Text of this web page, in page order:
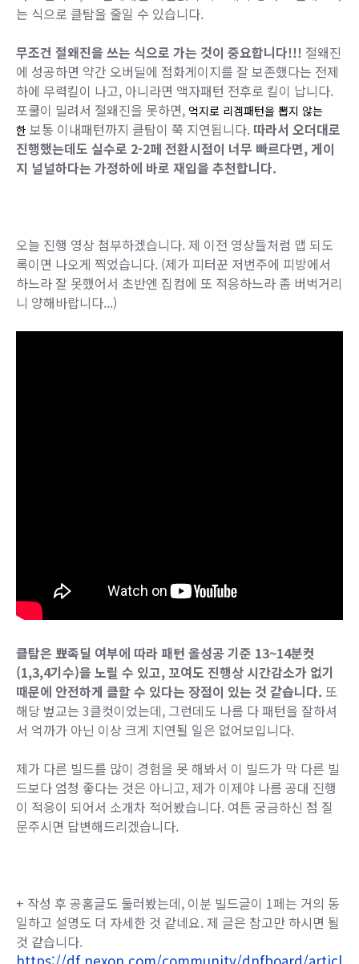
는 식으로 클탐을 줄일 수 있습니다.
무조건 절왜진을 쓰는 식으로 가는 것이 중요합니다!!! 절왜진
에 성공하면 약간 오버딜에 점화게이지를 잘 보존했다는 전제
하에 무력킬이 나고, 아니라면 액자패턴 전후로 킬이 납니다.
포쿨이 밀려서 절왜진을 못하면, 억지로 리겜패턴을 뽑지 않는
한 보통 이내패턴까지 클탐이 쭉 지연됩니다. 따라서 오더대로
진행했는데도 실수로 2-2페 전환시점이 너무 빠르다면, 게이
지 널널하다는 가정하에 바로 재입을 추천합니다.
오늘 진행 영상 첨부하겠습니다. 제 이전 영상들처럼 맵 되도
록이면 나오게 찍었습니다. (제가 피터꾼 저번주에 피방에서
하느라 잘 못했어서 초반엔 집컴에 또 적응하느라 좀 버벅거리
니 양해바랍니다...)
클탐은 뾰족딜 여부에 따라 패턴 올성공 기준 13~14분컷
(1,3,4기수)을 노릴 수 있고, 꼬여도 진행상 시간감소가 없기
때문에 안전하게 클할 수 있다는 장점이 있는 것 같습니다. 또
해당 벞교는 3클컷이었는데, 그런데도 나름 다 패턴을 잘하셔
서 억까가 아닌 이상 크게 지연될 일은 없어보입니다.
제가 다른 빌드를 많이 경험을 못 해봐서 이 빌드가 막 다른 빌
드보다 엄청 좋다는 것은 아니고, 제가 이제야 나름 공대 진행
이 적응이 되어서 소개차 적어봤습니다. 여튼 궁금하신 점 질
문주시면 답변해드리겠습니다.
+ 작성 후 공홈글도 둘러봤는데, 이분 빌드글이 1페는 거의 동
일하고 설명도 더 자세한 것 같네요. 제 글은 참고만 하시면 될
것 같습니다.